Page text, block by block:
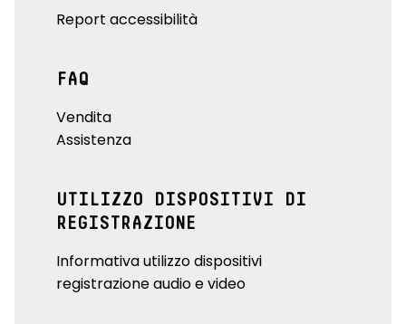
Report accessibilità
FAQ
Vendita
Assistenza
UTILIZZO DISPOSITIVI DI
REGISTRAZIONE
Informativa utilizzo dispositivi
registrazione audio e video